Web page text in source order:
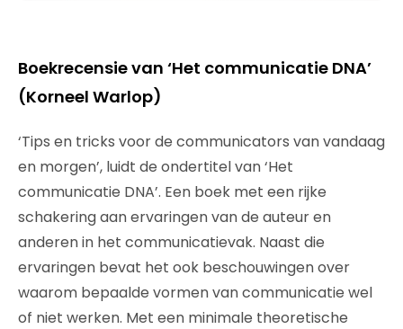
Boekrecensie van ‘Het communicatie DNA’
(Korneel Warlop)
‘Tips en tricks voor de communicators van vandaag
en morgen’, luidt de ondertitel van ‘Het
communicatie DNA’. Een boek met een rijke
schakering aan ervaringen van de auteur en
anderen in het communicatievak. Naast die
ervaringen bevat het ook beschouwingen over
waarom bepaalde vormen van communicatie wel
of niet werken. Met een minimale theoretische